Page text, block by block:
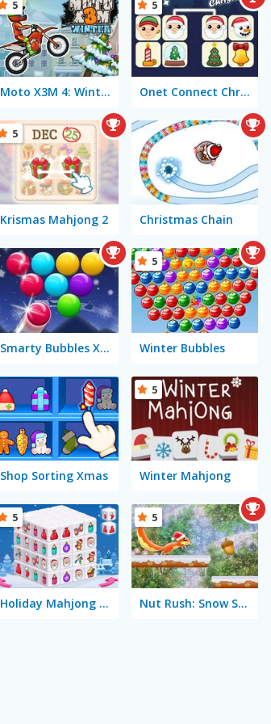
Moto X3M 4: Winter
5
Onet Connect Christmas
5
Krismas Mahjong 2
5
Christmas Chain
Smarty Bubbles X-MAS Edition Winter Bubbles
5
Shop Sorting Xmas Winter Mahjong
5
Holiday Mahjong Dimensions
5
Nut Rush: Snow Scramble
5